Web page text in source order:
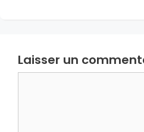
Laisser un